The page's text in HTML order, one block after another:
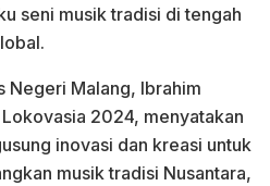
seni musik tradisi di tengah
Negeri Malang, Ibrahim
2024, menyatakan
inovasi dan kreasi untuk
musik tradisi Nusantara,